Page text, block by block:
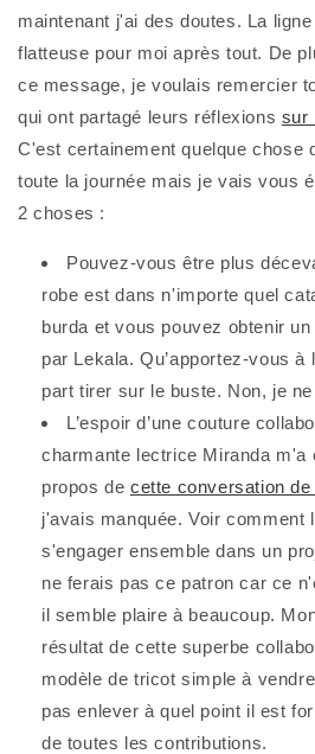
maintenant j'ai des doutes. La
flatteuse pour moi après tout. De
ce message, je voulais remercier
qui ont partagé leurs réflexions sur
C'est certainement quelque chose
toute la journée mais je vais vous
2 choses :
Pouvez-vous être plus
robe est dans n'importe quel
burda et vous pouvez obtenir
par Lekala. Qu’apportez-vous à
part tirer sur le buste. Non, je
L’espoir d’une couture
charmante lectrice Miranda m'a
propos de cette conversation
j'avais manquée. Voir comment
s'engager ensemble dans un
ne ferais pas ce patron car ce
il semble plaire à beaucoup.
résultat de cette superbe
modèle de tricot simple à
pas enlever à quel point il est
de toutes les contributions.